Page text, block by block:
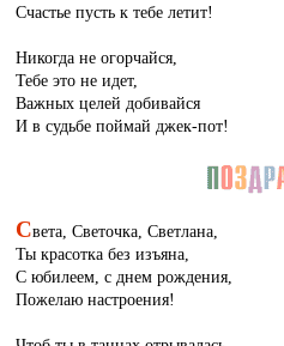
Счастье пусть к тебе летит!
Никогда не огорчайся,
Тебе это не идет,
Важных целей добивайся
И в судьбе поймай джек-пот!
Света, Светочка, Светлана,
Ты красотка без изъяна,
С юбилеем, с днем рождения,
Пожелаю настроения!